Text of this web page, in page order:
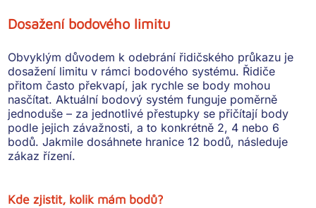
Dosažení bodového limitu
Obvyklým důvodem kodebrání řidičského průkazu je
dosažení limitu v rámci bodového systému. Řidiče
přitom často překvapí, jak rychle se body mohou
nasčítat. Aktuální bodový systém funguje poměrně
jednoduše – za jednotlivé přestupky se přičítají body
podle jejich závažnosti, a to konkrétně 2, 4 nebo 6
bodů. Jakmile dosáhnete hranice 12 bodů, následuje
zákaz řízení.
Kde zjistit, kolik mám bodů?